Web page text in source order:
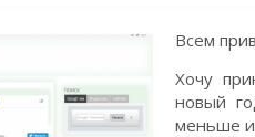
Всем
Хочу
новый
меньше